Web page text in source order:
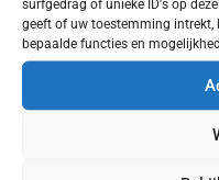
surfgedrag of unieke ID's op
geeft of uw toestemming intrekt,
bepaalde functies en